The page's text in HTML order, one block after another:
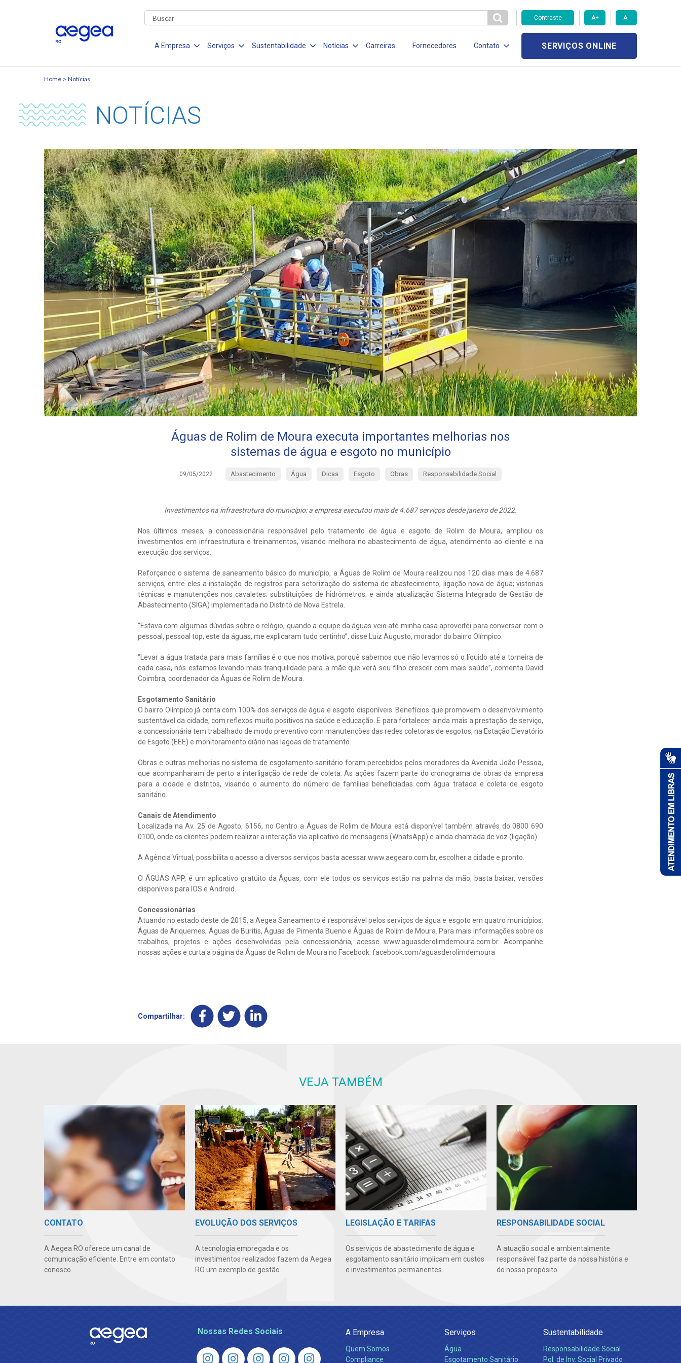
Contraste A+ A-
A Empresa Serviços Sustentabilidade Notícias Carreiras Fornecedores Contato SERVIÇOS ONLINE
Home Notícias
NOTÍCIAS
Águas de Rolim de Moura executa importantes melhorias nos
sistemas de água e esgoto no município
09/05/2022 Abastecimento Água Dicas Esgoto Obras Responsabilidade Social
Investimentos na infraestrutura do município: a empresa executou mais de 4.687 serviços desde janeiro de 2022.
Nos últimos meses, a concessionária responsável pelo tratamento de água e esgoto de Rolim de Moura, ampliou os
investimentos em infraestrutura e treinamentos, visando melhora no abastecimento de água, atendimento ao cliente e na
execução dos serviços.
Reforçando o sistema de saneamento básico do município, a Águas de Rolim de Moura realizou nos 120 dias mais de 4.687
serviços, entre eles a instalação de registros para setorização do sistema de abastecimento; ligação nova de água; vistorias
técnicas e manutenções nos cavaletes; substituições de hidrômetros; e ainda atualização Sistema Integrado de Gestão de
Abastecimento (SIGA) implementada no Distrito de Nova Estrela.
“Estava com algumas dúvidas sobre o relógio, quando a equipe da águas veio até minha casa aproveitei para conversar com o
pessoal, pessoal top, este da águas, me explicaram tudo certinho”, disse Luiz Augusto, morador do bairro Olímpico.
“Levar a água tratada para mais famílias é o que nos motiva, porquê sabemos que não levamos só o líquido até a torneira de
cada casa, nós estamos levando mais tranquilidade para a mãe que verá seu filho crescer com mais saúde”, comenta David
Coimbra, coordenador da Águas de Rolim de Moura.
Esgotamento Sanitário
O bairro Olímpico já conta com 100% dos serviços de água e esgoto disponíveis. Benefícios que promovem o desenvolvimento
sustentável da cidade, com reflexos muito positivos na saúde e educação. E para fortalecer ainda mais a prestação de serviço,
a concessionária tem trabalhado de modo preventivo com manutenções das redes coletoras de esgotos, na Estação Elevatório
de Esgoto (EEE) e monitoramento diário nas lagoas de tratamento.
Obras e outras melhorias no sistema de esgotamento sanitário foram percebidos pelos moradores da Avenida João Pessoa,
que acompanharam de perto a interligação de rede de coleta. As ações fazem parte do cronograma de obras da empresa
para a cidade e distritos, visando o aumento do número de famílias beneficiadas com água tratada e coleta de esgoto
sanitário.
Canais de Atendimento
Localizada na Av. 25 de Agosto, 6156, no Centro a Águas de Rolim de Moura está disponível também através do 0800 690
0100, onde os clientes podem realizar a interação via aplicativo de mensagens (WhatsApp) e ainda chamada de voz (ligação).
A Agência Virtual, possibilita o acesso a diversos serviços basta acessar www.aegearo.com.br, escolher a cidade e pronto.
O ÁGUAS APP, é um aplicativo gratuito da Águas, com ele todos os serviços estão na palma da mão, basta baixar, versões
disponíveis para IOS e Android.
Concessionárias
Atuando no estado deste de 2015, a Aegea Saneamento é responsável pelos serviços de água e esgoto em quatro municípios.
Águas de Ariquemes, Águas de Buritis, Águas de Pimenta Bueno e Águas de Rolim de Moura. Para mais informações sobre os
trabalhos, projetos e ações desenvolvidas pela concessionária, acesse www.aguasderolimdemoura.com.br. Acompanhe
nossas ações e curta a página da Águas de Rolim de Moura no Facebook: facebook.com/aguasderolimdemoura
Compartilhar:
VEJA TAMBÉM
CONTATO
A Aegea RO oferece um canal de
comunicação eficiente. Entre em contato
conosco.
EVOLUÇÃO DOS SERVIÇOS
A tecnologia empregada e os
investimentos realizados fazem da Aegea
RO um exemplo de gestão.
LEGISLAÇÃO E TARIFAS
Os serviços de abastecimento de água e
esgotamento sanitário implicam em custos
e investimentos permanentes.
RESPONSABILIDADE SOCIAL
A atuação social e ambientalmente
responsável faz parte da nossa história e
do nosso propósito.
Nossas Redes Sociais A Empresa
Quem Somos
Compliance
Serviços
Água
Esgotamento Sanitário
Sustentabilidade
Responsabilidade Social
Pol. de Inv. Social Privado